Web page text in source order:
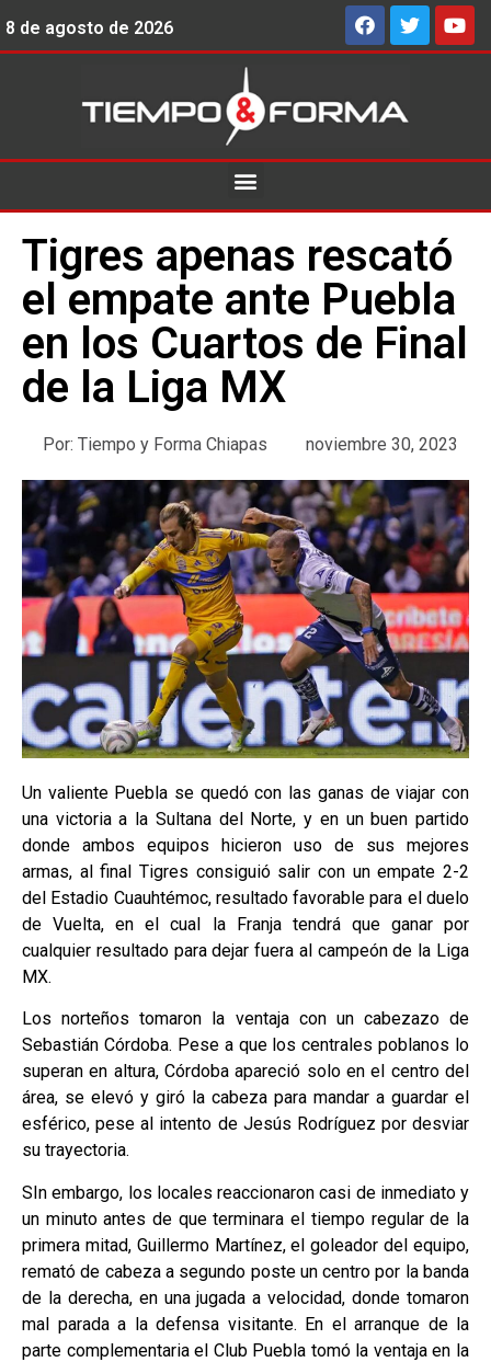
8 de agosto de 2026
Tigres apenas rescató
el empate ante Puebla
en los Cuartos de Final
de la Liga MX
Por: Tiempo y Forma Chiapas noviembre 30, 2023
Un valiente Puebla se quedó con las ganas de viajar con
una victoria a la Sultana del Norte, y en un buen partido
donde ambos equipos hicieron uso de sus mejores
armas, al final Tigres consiguió salir con un empate 2-2
del Estadio Cuauhtémoc, resultado favorable para el duelo
de Vuelta, en el cual la Franja tendrá que ganar por
cualquier resultado para dejar fuera al campeón de la Liga
MX.
Los norteños tomaron la ventaja con un cabezazo de
Sebastián Córdoba. Pese a que los centrales poblanos lo
superan en altura, Córdoba apareció solo en el centro del
área, se elevó y giró la cabeza para mandar a guardar el
esférico, pese al intento de Jesús Rodríguez por desviar
su trayectoria.
SIn embargo, los locales reaccionaron casi de inmediato y
un minuto antes de que terminara el tiempo regular de la
primera mitad, Guillermo Martínez, el goleador del equipo,
remató de cabeza a segundo poste un centro por la banda
de la derecha, en una jugada a velocidad, donde tomaron
mal parada a la defensa visitante. En el arranque de la
parte complementaria el Club Puebla tomó la ventaja en la